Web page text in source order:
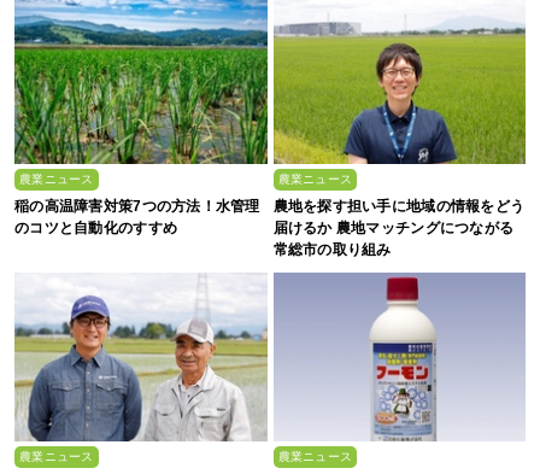
農業ニュース
稲の高温障害対策7つの方法！水管理
のコツと自動化のすすめ
農業ニュース
農地を探す担い手に地域の情報をどう
届けるか 農地マッチングにつながる
常総市の取り組み
農業ニュース 農業ニュース